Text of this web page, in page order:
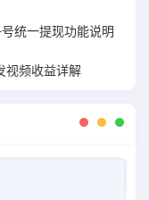
统一提现功能说明
视频收益详解